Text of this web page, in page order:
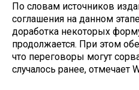
По словам источников
соглашения на данном
доработка некоторых
продолжается. При этом
что переговоры могут
случалось ранее, отмечает